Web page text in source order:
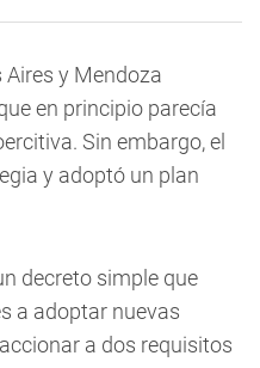
Aires y Mendoza
en principio parecía
Sin embargo, el
y adoptó un plan
decreto simple que
a adoptar nuevas
a dos requisitos